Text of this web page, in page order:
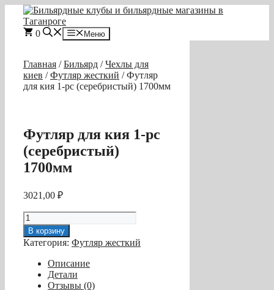
Перейти
содержимому
0 Меню
Главная /Бильярд /Чехлы для
киев /Футляр жесткий / Футляр
для кия 1-pc (серебристый) 1700мм
Футляр для кия 1-pc
(серебристый)
1700мм
3021,00 ₽
Количество
товара
Футляр
для
В корзину
Категория: Футляр жесткий
Описание
Детали
Отзывы (0)